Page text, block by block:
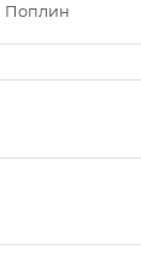
Поплин